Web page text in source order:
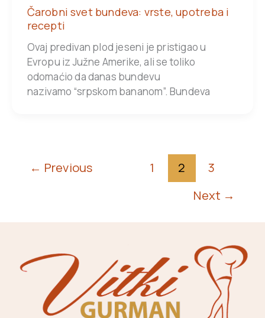
Čarobni svet bundeva: vrste, upotreba i
recepti
Ovaj predivan plod jeseni je pristigao u
Evropu iz Južne Amerike, ali se toliko
odomaćio da danas bundevu
nazivamo “srpskom bananom”. Bundeva
← Previous 1 2
3
Next →